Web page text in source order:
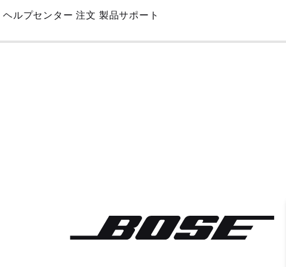
Skip
Main
ヘルプセンター 注文 製品サポート